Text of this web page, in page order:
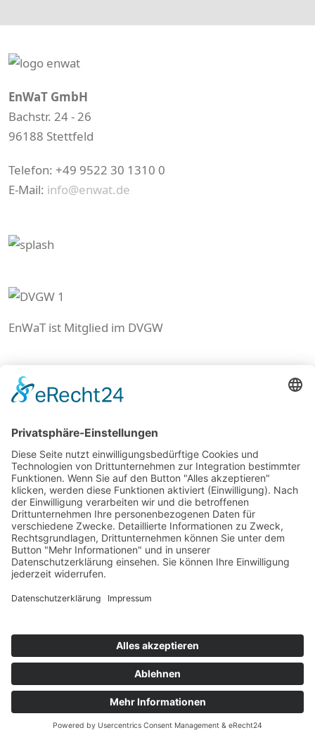
EnWaT GmbH
Bachstr. 24 - 26
96188 Stettfeld
Telefon: +49 9522 30 1310 0
E-Mail: info@enwat.de
EnWaT ist Mitglied im DVGW
Kontakt
AGB
Impressum
Datenschutz
Sitemap
Bildquellen: Drinking Water by Petai Jantrapoon fromNoun Project(CC BY 3.0)
Noun Project(CC BY 3.0) | virus by Saeful Muslim from
Noun Project(CC BY 3.0) | Tractor by Turkkub fromNoun Project(CC BY 3.0)
Noun Project(CC BY 3.0) | 123rf / nito500 /
© EnWaT GmbH | Alle Rechte vorbehalten